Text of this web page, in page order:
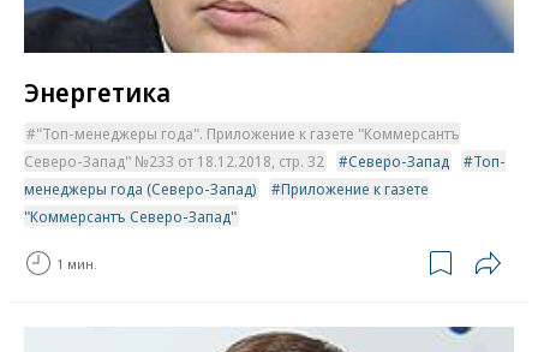
Энергетика
"Топ-менеджеры года". Приложение к газете "Коммерсантъ
Северо-Запад" №233 от 18.12.2018, стр. 32
Северо-Запад
Топ-
менеджеры года (Северо-Запад)
Приложение к газете
"Коммерсантъ Северо-Запад"
1 мин.